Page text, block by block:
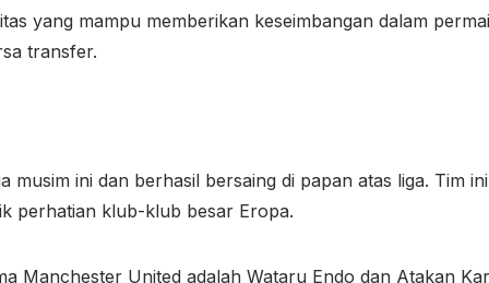
yang mampu memberikan keseimbangan dalam
transfer.
musim ini dan berhasil bersaing di papan atas liga. Tim
perhatian klub-klub besar Eropa.
Manchester United adalah Wataru Endo dan Atakan